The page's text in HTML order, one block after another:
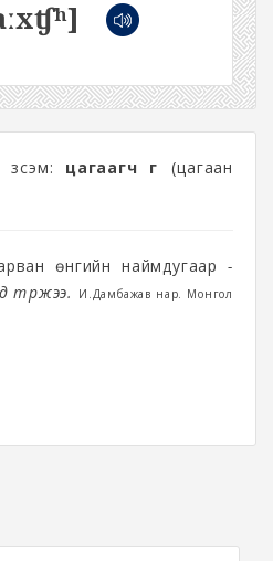
цагаагч гүү
(цагаан
өнгийн наймдугаар-
төржээ.
И.Дамбажав нар. Монгол